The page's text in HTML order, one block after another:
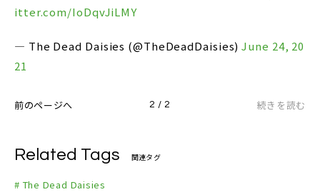
itter.com/IoDqvJiLMY
— The Dead Daisies (@TheDeadDaisies)June 24, 20
21
前のページへ 2 / 2 続きを読む
Related Tags 関連タグ
# The Dead Daisies